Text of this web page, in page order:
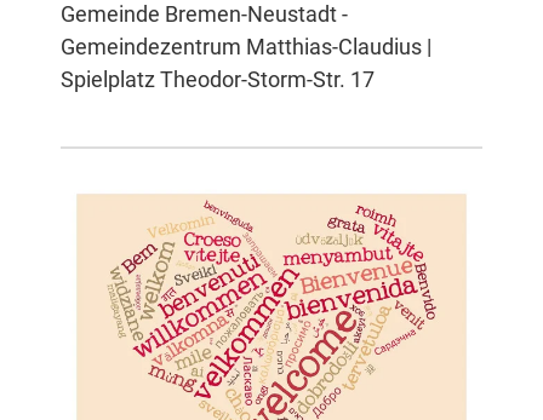
Gemeinde Bremen-Neustadt -
Gemeindezentrum Matthias-Claudius |
Spielplatz Theodor-Storm-Str. 17